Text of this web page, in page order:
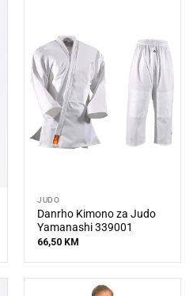
JUDO
Danrho Kimono za Judo
Yamanashi 339001
66,50 KM